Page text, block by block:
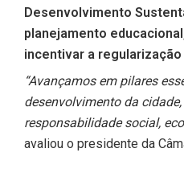
Desenvolvimento
planejamento
incentivar a
“Avançamos em pilares
desenvolvimento da
responsabilidade social,
avaliou o presidente da